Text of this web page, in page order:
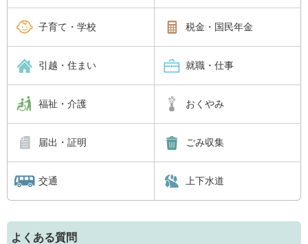
子育て・学校 税金・国民年金
引越・住まい 就職・仕事
福祉・介護 おくやみ
届出・証明 ごみ収集
交通 上下水道
よくある質問